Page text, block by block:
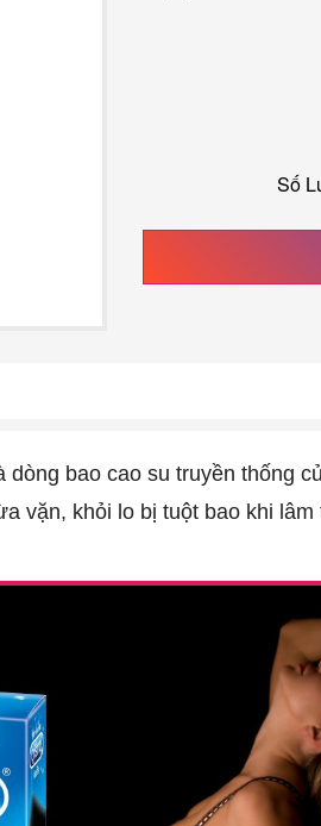
Số
dòng bao cao su truyền thống
vặn, khỏi lo bị tuột bao khi